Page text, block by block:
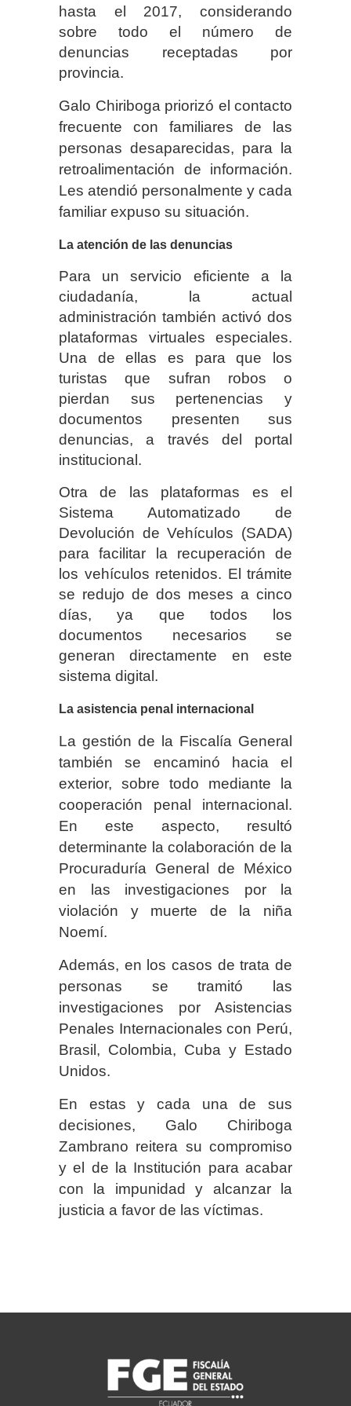
hasta el 2017, considerando
sobre todo el número de
denuncias receptadas por
provincia.
Galo Chiriboga priorizó el contacto
frecuente con familiares de las
personas desaparecidas, para la
retroalimentación de información.
Les atendió personalmente y cada
familiar expuso su situación.
La atención de las denuncias
Para un servicio eficiente a la
ciudadanía, la actual
administración también activó dos
plataformas virtuales especiales.
Una de ellas es para que los
turistas que sufran robos o
pierdan sus pertenencias y
documentos presenten sus
denuncias, a través del portal
institucional.
Otra de las plataformas es el
Sistema Automatizado de
Devolución de Vehículos (SADA)
para facilitar la recuperación de
los vehículos retenidos. El trámite
se redujo de dos meses a cinco
días, ya que todos los
documentos necesarios se
generan directamente en este
sistema digital.
La asistencia penal internacional
La gestión de la Fiscalía General
también se encaminó hacia el
exterior, sobre todo mediante la
cooperación penal internacional.
En este aspecto, resultó
determinante la colaboración de la
Procuraduría General de México
en las investigaciones por la
violación y muerte de la niña
Noemí.
Además, en los casos de trata de
personas se tramitó las
investigaciones por Asistencias
Penales Internacionales con Perú,
Brasil, Colombia, Cuba y Estado
Unidos.
En estas y cada una de sus
decisiones, Galo Chiriboga
Zambrano reitera su compromiso
y el de la Institución para acabar
con la impunidad y alcanzar la
justicia a favor de las víctimas.